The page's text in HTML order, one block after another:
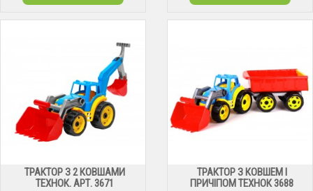
ТРАКТОР З 2 КОВШАМИ
ТЕХНОК. АРТ. 3671
ТРАКТОР З КОВШЕМ І
ПРИЧІПОМ ТЕХНОК 3688